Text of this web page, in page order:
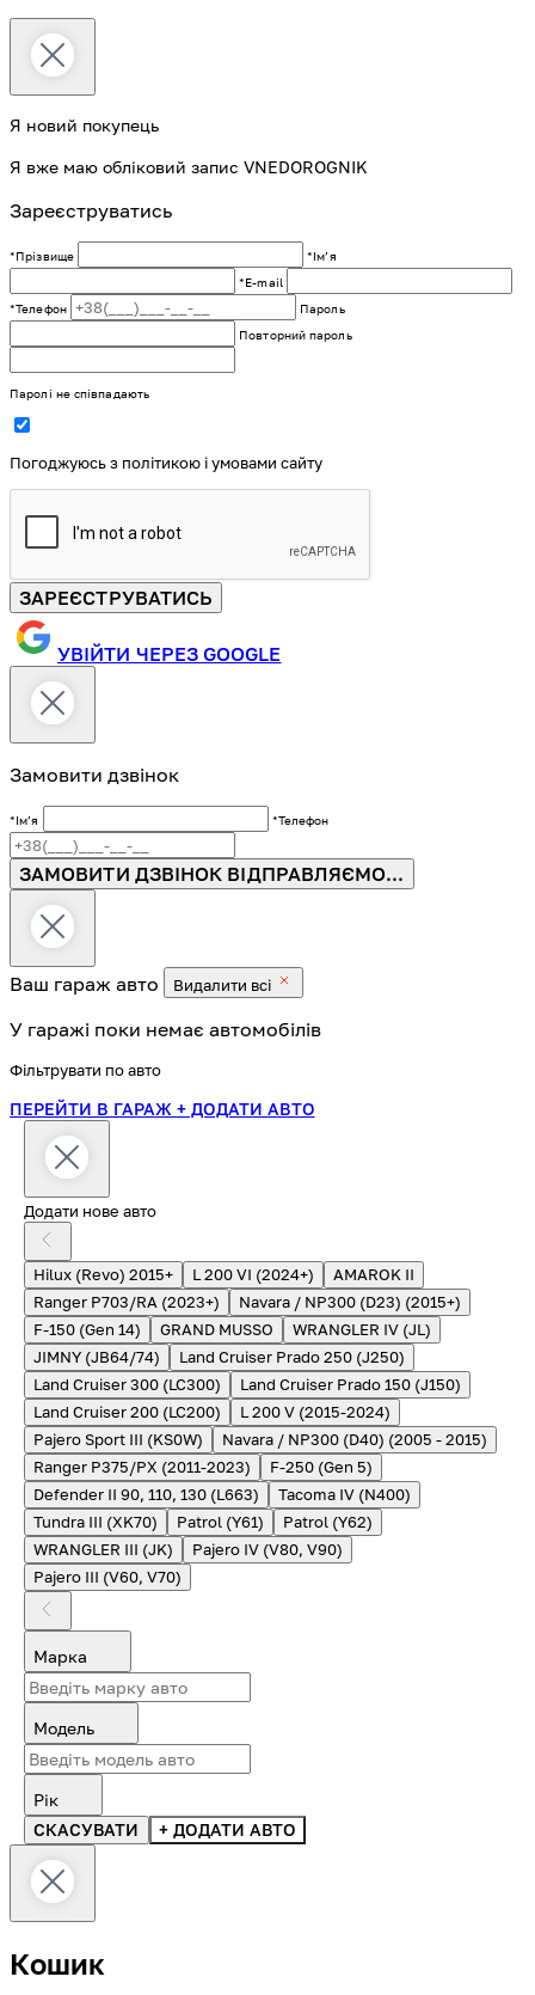
Я новий покупець
Я вже маю обліковий запис VNEDOROGNIK
Зареєструватись
*Прізвище
*Імʼя
*E-mail
*Телефон
Пароль
Повторний пароль
Паролі не співпадають
Погоджуюсь з політикою і умовами сайту
ЗАРЕЄСТРУВАТИСЬ
УВІЙТИ ЧЕРЕЗ GOOGLE
Замовити дзвінок
*Імʼя *Телефон
ЗАМОВИТИ ДЗВІНОК ВІДПРАВЛЯЄМО...
Ваш гараж авто Видалити всі
У гаражі поки немає автомобілів
Фільтрувати по авто
ПЕРЕЙТИ В ГАРАЖ + ДОДАТИ АВТО
Додати нове авто
Hilux (Revo) 2015+ L 200 VI (2024+)
AMAROK II
Ranger P703/RA (2023+)
Navara / NP300 (D23) (2015+)
F-150 (Gen 14)
GRAND MUSSO
WRANGLER IV (JL)
JIMNY (JB64/74)
Land Cruiser Prado 250 (J250)
Land Cruiser 300 (LC300)
Land Cruiser Prado 150 (J150)
Land Cruiser 200 (LC200)
L 200 V (2015-2024)
Pajero Sport III (KS0W)
Navara / NP300 (D40) (2005 - 2015)
Ranger P375/PX (2011-2023)
F-250 (Gen 5)
Defender II 90, 110, 130 (L663)
Tacoma IV (N400)
Tundra III (XK70)
Patrol (Y61)
Patrol (Y62)
WRANGLER III (JK)
Pajero IV (V80, V90)
Pajero III (V60, V70)
Марка
Модель
Рік
СКАСУВАТИ
+ ДОДАТИ АВТО
Кошик